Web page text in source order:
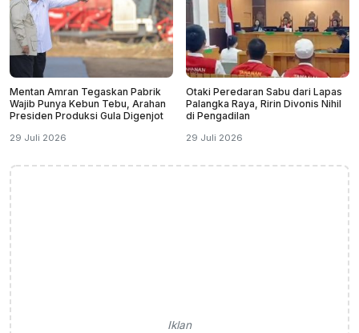
Mentan Amran Tegaskan Pabrik
Wajib Punya Kebun Tebu, Arahan
Presiden Produksi Gula Digenjot
29 Juli 2026
Otaki Peredaran Sabu dari Lapas
Palangka Raya, Ririn Divonis Nihil
di Pengadilan
29 Juli 2026
Iklan